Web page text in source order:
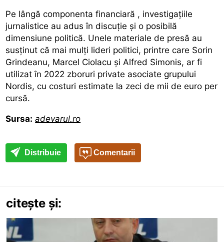
Pe lângăcomponenta financiară , investigațiile
jurnalistice au adus în discuție și o posibilă
dimensiune politică. Unele materiale de presă au
susținut că mai mulți lideri politici, printre care Sorin
Grindeanu, Marcel Ciolacu și Alfred Simonis, ar fi
utilizat în 2022 zboruri private asociate grupului
Nordis, cu costuri estimate la zeci de mii de euro per
cursă.
Sursa: adevarul.ro
Distribuie Comentarii
citește și: